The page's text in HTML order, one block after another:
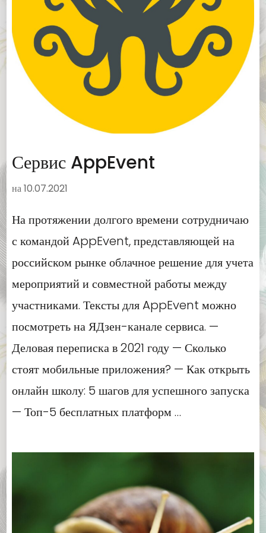
Сервис AppEvent
на10.07.2021
На протяжении долгого времени сотрудничаю
с командой AppEvent, представляющей на
российском рынке облачное решение для учета
мероприятий и совместной работы между
участниками. Тексты для AppEvent можно
посмотреть на ЯДзен-канале сервиса. —
Деловая переписка в 2021 году — Сколько
стоят мобильные приложения? — Как открыть
онлайн школу: 5 шагов для успешного запуска
— Топ-5 бесплатных платформ …